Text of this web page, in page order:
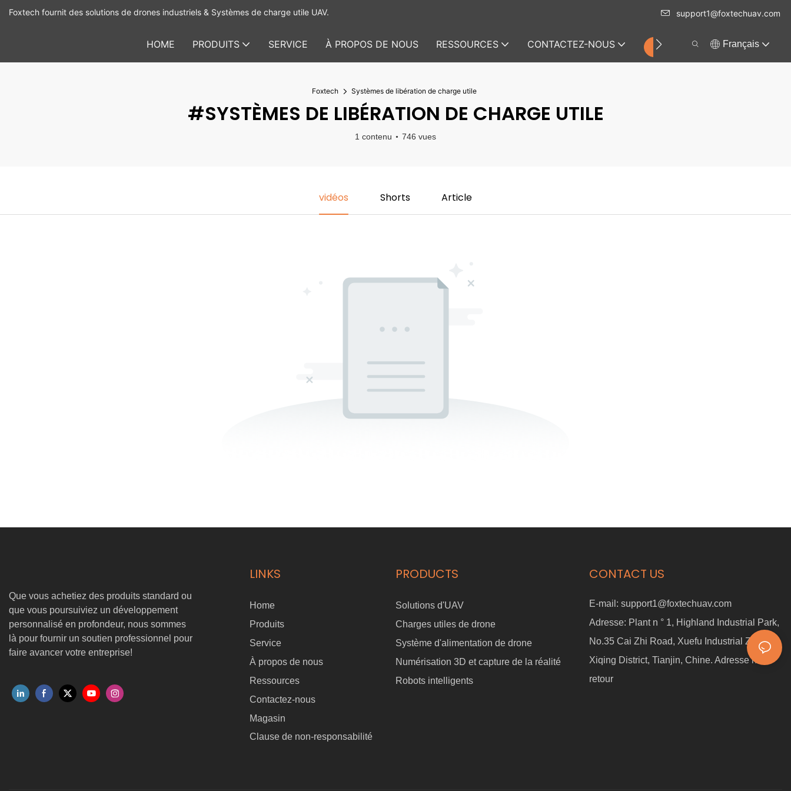
Foxtech fournit des solutions de drones industriels & Systèmes de charge utile UAV. support1@foxtechuav.com
HOME PRODUITS SERVICE À PROPOS DE NOUS RESSOURCES CONTACTEZ-NOUS MAGASIN Français
Foxtech Systèmes de libération de charge utile
#SYSTÈMES DE LIBÉRATION DE CHARGE UTILE
1 contenu 746 vues
vidéos Shorts Article
Que vous achetiez des produits standard ou
que vous poursuiviez un développement
personnalisé en profondeur, nous sommes
là pour fournir un soutien professionnel pour
faire avancer votre entreprise!
LINKS
Home
Produits
Service
À propos de nous
Ressources
Contactez-nous
Magasin
Clause de non-responsabilité
PRODUCTS
Solutions d'UAV
Charges utiles de drone
Système d'alimentation de drone
Numérisation 3D et capture de la réalité
Robots intelligents
CONTACT US
E-mail: support1@foxtechuav.com
Adresse: Plant n ° 1, Highland Industrial Park,
No.35 Cai Zhi Road, Xuefu Industrial Zone,
Xiqing District, Tianjin, Chine. Adresse non
retour